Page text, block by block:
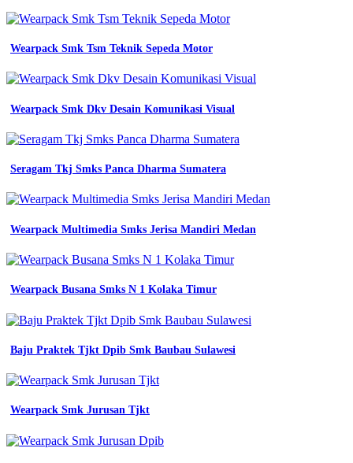
proyek
warna
polos
indonesia
wearpack
scotligth
Desain
rompi
lapangan
template
olahraga
hitam
panjang
polos
safety
lengan
panjang
warna
hitam
polos
shop
Wearpack Smk Tsm Teknik Sepeda Motor
Wearpack Smk Dkv Desain Komunikasi Visual
Seragam Tkj Smks Panca Dharma Sumatera
Wearpack Multimedia Smks Jerisa Mandiri Medan
Wearpack Busana Smks N 1 Kolaka Timur
Baju Praktek Tjkt Dpib Smk Baubau Sulawesi
Wearpack Smk Jurusan Tjkt